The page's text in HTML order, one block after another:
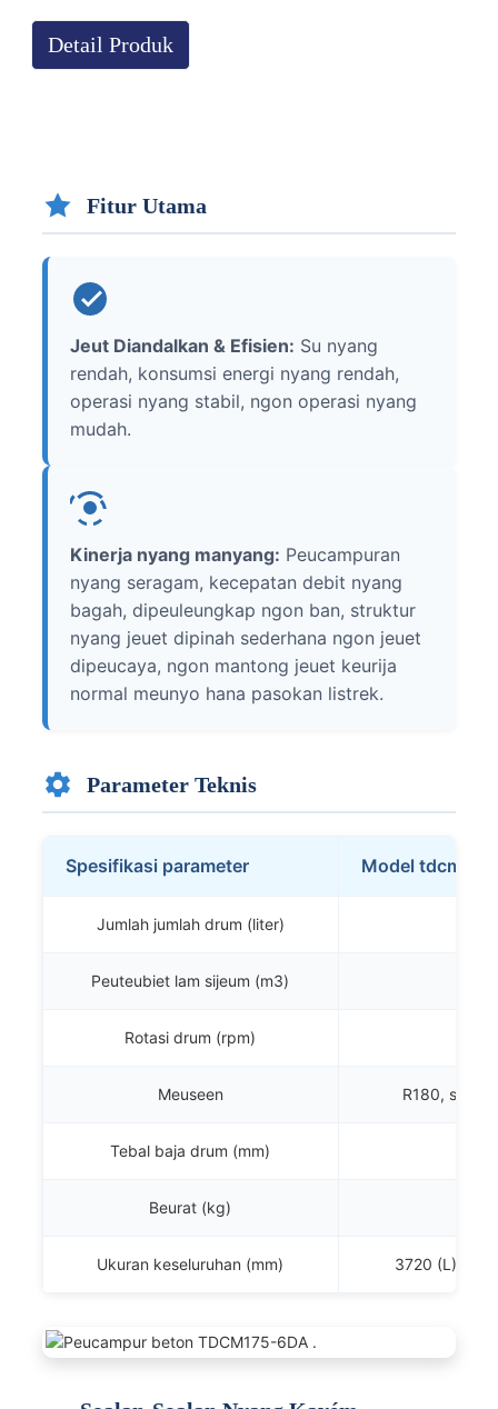
Detail Produk
Fitur Utama
Jeut Diandalkan & Efisien: Su nyang
rendah, konsumsi energi nyang rendah,
operasi nyang stabil, ngon operasi nyang
mudah.
Kinerja nyang manyang: Peucampuran
nyang seragam, kecepatan debit nyang
bagah, dipeuleungkap ngon ban, struktur
nyang jeuet dipinah sederhana ngon jeuet
dipeucaya, ngon mantong jeuet keurija
normal meunyo hana pasokan listrek.
Parameter Teknis
Spesifikasi parameter Model
Jumlah jumlah drum (liter)
Peuteubiet lam sijeum (m3)
Rotasi drum (rpm)
Meuseen R180, solar,
Tebal baja drum (mm)
Beurat (kg)
Ukuran keseluruhan (mm) 3720 (L) ×